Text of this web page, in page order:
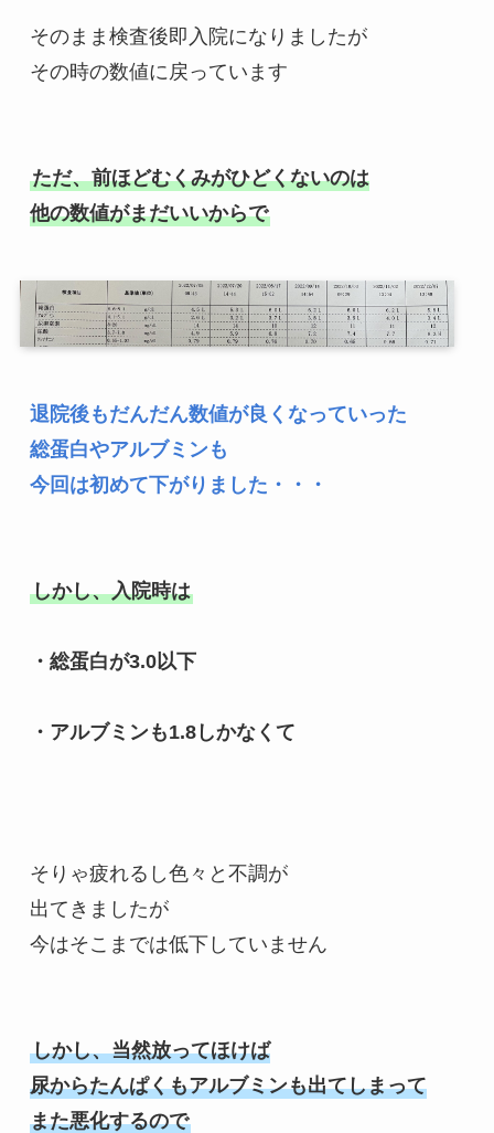
そのまま検査後即入院になりましたが
その時の数値に戻っています
ただ、前ほどむくみがひどくないのは
他の数値がまだいいからで
退院後もだんだん数値が良くなっていった
総蛋白やアルブミンも
今回は初めて下がりました・・・
しかし、入院時は
・総蛋白が3.0以下
・アルブミンも1.8しかなくて
そりゃ疲れるし色々と不調が
出てきましたが
今はそこまでは低下していません
しかし、当然放ってほけば
尿からたんぱくもアルブミンも出てしまって
また悪化するので